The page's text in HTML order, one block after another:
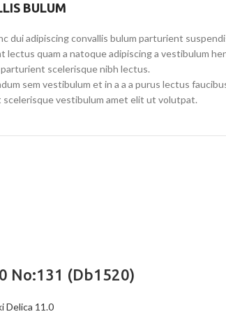
BULUM
dui adipiscing convallis bulum parturient
quam a natoque adipiscing a vestibulum
scelerisque nibh lectus.
sem vestibulum et in a a a purus lectus
vestibulum amet elit ut volutpat.
No:131 (Db1520)
Delica 11.0